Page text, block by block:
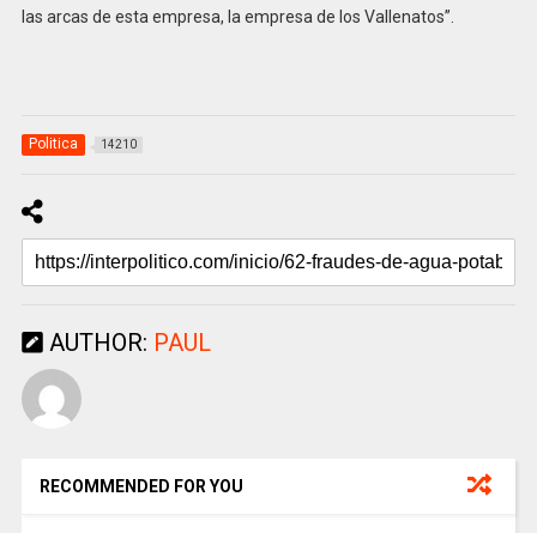
las arcas de esta empresa, la empresa de los Vallenatos”.
Politica 14210
AUTHOR: PAUL
RECOMMENDED FOR YOU